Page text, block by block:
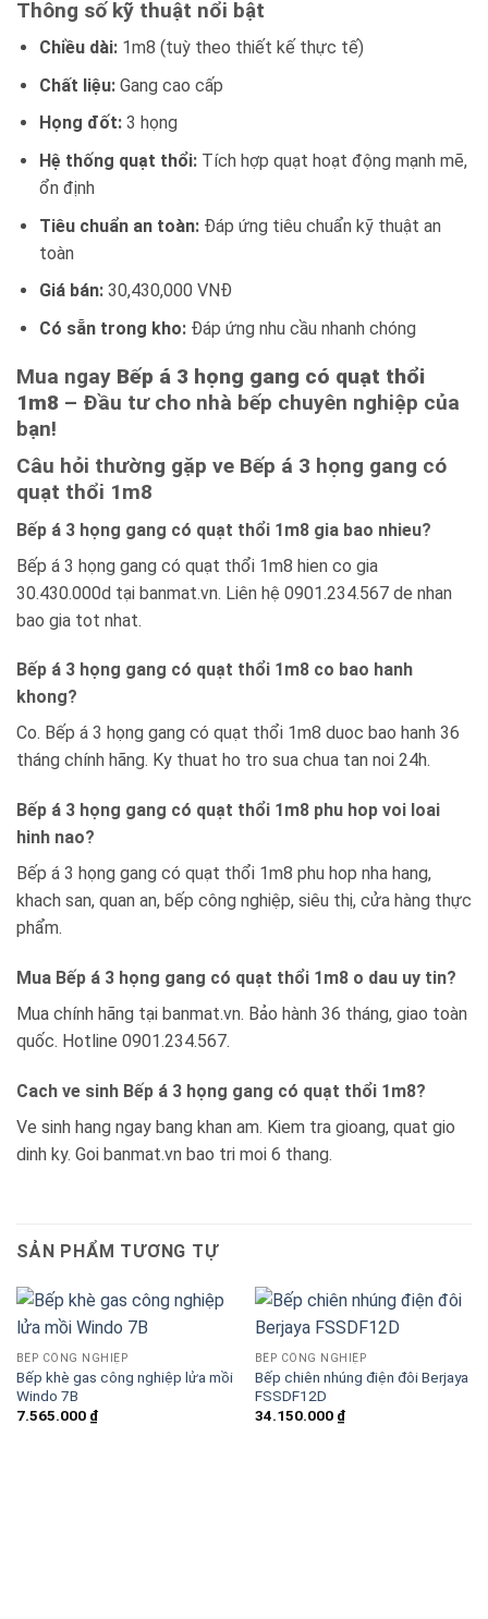
Thông số kỹ thuật nổi bật
Chiều dài:1m8 (tuỳ theo thiết kế thực tế)
Chất liệu:Gang cao cấp
Họng đốt:3 họng
Hệ thống quạt thổi:Tích hợp quạt hoạt động mạnh mẽ,
ổn định
Tiêu chuẩn an toàn:Đáp ứng tiêu chuẩn kỹ thuật an
toàn
Giá bán:30,430,000 VNĐ
Có sẵn trong kho:Đáp ứng nhu cầu nhanh chóng
Mua ngay Bếp á 3 họng gang có quạt thổi
1m8 – Đầu tư cho nhà bếp chuyên nghiệp của
bạn!
Câu hỏi thường gặp ve Bếp á 3 họng gang có
quạt thổi 1m8
Bếp á 3 họng gang có quạt thổi 1m8 gia bao nhieu?
Bếp á 3 họng gang có quạt thổi 1m8 hien co gia
30.430.000d tại banmat.vn. Liên hệ 0901.234.567 de nhan
bao gia tot nhat.
Bếp á 3 họng gang có quạt thổi 1m8 co bao hanh
khong?
Co. Bếp á 3 họng gang có quạt thổi 1m8 duoc bao hanh 36
tháng chính hãng. Ky thuat ho tro sua chua tan noi 24h.
Bếp á 3 họng gang có quạt thổi 1m8 phu hop voi loai
hinh nao?
Bếp á 3 họng gang có quạt thổi 1m8 phu hop nha hang,
khach san, quan an, bếp công nghiệp, siêu thị, cửa hàng thực
phẩm.
Mua Bếp á 3 họng gang có quạt thổi 1m8 o dau uy tin?
Mua chính hãng tại banmat.vn. Bảo hành 36 tháng, giao toàn
quốc. Hotline 0901.234.567.
Cach ve sinh Bếp á 3 họng gang có quạt thổi 1m8?
Ve sinh hang ngay bang khan am. Kiem tra gioang, quat gio
dinh ky. Goi banmat.vn bao tri moi 6 thang.
SẢN PHẨM TƯƠNG TỰ
BẾP CÔNG NGHIỆP
Bếp khè gas công nghiệp lửa mồi
Windo 7B
7.565.000 ₫
BẾP CÔNG NGHIỆP
Bếp chiên nhúng điện đôi Berjaya
FSSDF12D
34.150.000 ₫